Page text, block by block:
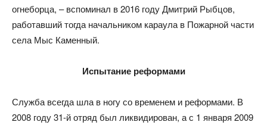
огнеборца, – вспоминал в 2016 году Дмитрий Рыбцов,
работавший тогда начальником караула в Пожарной части
села Мыс Каменный.
Испытание реформами
Служба всегда шла в ногу со временем и реформами. В
2008 году 31-й отряд был ликвидирован, а с 1 января 2009